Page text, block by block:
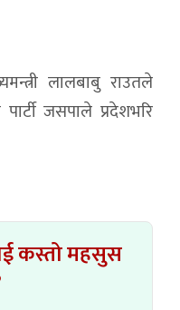
लालबाबु राउतले
जसपाले प्रदेशभरि
कस्तो महसुस